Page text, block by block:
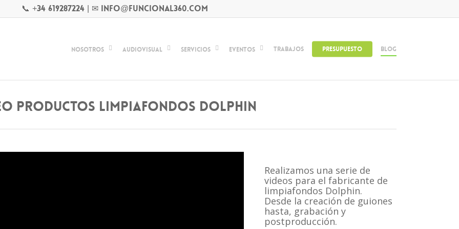
📞 +34 619287224 | ✉ info@funcional360.com
Nosotros Audiovisual Servicios Eventos Trabajos Presupuesto Blog
Productos Limpiafondos Dolphin
Realizamos una serie de
videos para el fabricante de
limpiafondos Dolphin.
Desde la creación de guiones
hasta, grabación y
postproducción.